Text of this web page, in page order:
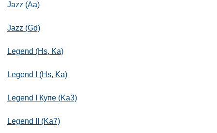
Jazz (Aa)
Jazz (Gd)
Legend (Hs, Ka)
Legend I (Hs, Ka)
Legend I Купе (Ka3)
Legend II (Ka7)